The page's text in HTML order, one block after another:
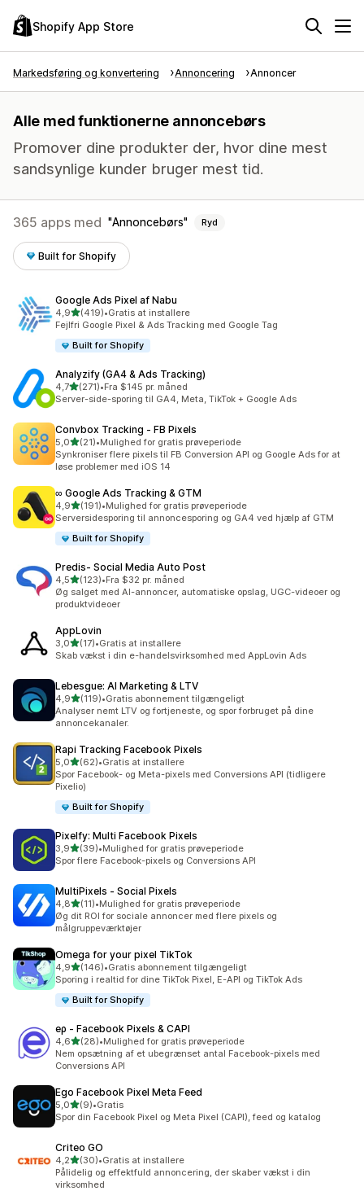
Shopify App Store
Markedsføring og konvertering Annoncering Annoncer
Alle med funktionerne annoncebørs
Promover dine produkter der, hvor dine mest
sandsynlige kunder bruger mest tid.
365 apps med Annoncebørs Ryd
Built for Shopify
Google Ads Pixel af Nabu
4,9ud af 5 stjerner
(419)
419 anmeldelser i alt
•Gratis at installere
Fejlfri Google Pixel & Ads Tracking med Google Tag
Built for Shopify
Analyzify (GA4 & Ads Tracking)
4,7ud af 5 stjerner
(271)
271 anmeldelser i alt
•Fra $145 pr. måned
Server-side-sporing til GA4, Meta, TikTok + Google Ads
Convbox Tracking ‑ FB Pixels
5,0ud af 5 stjerner
(21)
21 anmeldelser i alt
•Mulighed for gratis prøveperiode
Synkroniser flere pixels til FB Conversion API og Google Ads for at
løse problemer med iOS 14
∞ Google Ads Tracking & GTM
4,9ud af 5 stjerner
(191)
191 anmeldelser i alt
•Mulighed for gratis prøveperiode
Serversidesporing til annoncesporing og GA4 ved hjælp af GTM
Built for Shopify
Predis‑ Social Media Auto Post
4,5ud af 5 stjerner
(123)
123 anmeldelser i alt
•Fra $32 pr. måned
Øg salget med AI-annoncer, automatiske opslag, UGC-videoer og
produktvideoer
AppLovin
3,0ud af 5 stjerner
(17)
17 anmeldelser i alt
•Gratis at installere
Skab vækst i din e-handelsvirksomhed med AppLovin Ads
Lebesgue: AI Marketing & LTV
4,9ud af 5 stjerner
(119)
119 anmeldelser i alt
•Gratis abonnement tilgængeligt
Analyser nemt LTV og fortjeneste, og spor forbruget på dine
annoncekanaler.
Rapi Tracking Facebook Pixels
5,0ud af 5 stjerner
(62)
62 anmeldelser i alt
•Gratis at installere
Spor Facebook- og Meta-pixels med Conversions API (tidligere
Pixelio)
Built for Shopify
Pixelfy: Multi Facebook Pixels
3,9ud af 5 stjerner
(39)
39 anmeldelser i alt
•Mulighed for gratis prøveperiode
Spor flere Facebook-pixels og Conversions API
MultiPixels ‑ Social Pixels
4,8ud af 5 stjerner
(11)
11 anmeldelser i alt
•Mulighed for gratis prøveperiode
Øg dit ROI for sociale annoncer med flere pixels og
målgruppeværktøjer
Omega for your pixel TikTok
4,9ud af 5 stjerner
(146)
146 anmeldelser i alt
•Gratis abonnement tilgængeligt
Sporing i realtid for dine TikTok Pixel, E-API og TikTok Ads
Built for Shopify
eρ ‑ Facebook Pixels & CAPI
4,6ud af 5 stjerner
(28)
28 anmeldelser i alt
•Mulighed for gratis prøveperiode
Nem opsætning af et ubegrænset antal Facebook-pixels med
Conversions API
Ego Facebook Pixel Meta Feed
5,0ud af 5 stjerner
(9)
9 anmeldelser i alt
•Gratis
Spor din Facebook Pixel og Meta Pixel (CAPI), feed og katalog
Criteo GO
4,2ud af 5 stjerner
(30)
30 anmeldelser i alt
•Gratis at installere
Pålidelig og effektfuld annoncering, der skaber vækst i din
virksomhed